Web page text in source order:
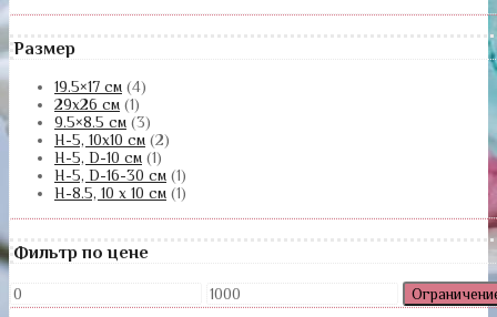
Размер
19.5×17 см (4)
29х26 см (1)
9.5×8.5 см (3)
H-5, 10х10 см (2)
H-5, D-10 см (1)
H-5, D-16-30 см (1)
H-8.5, 10 х 10 см (1)
Фильтр по цене